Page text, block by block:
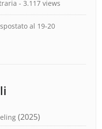
- 3.117 views
al 19-20
(2025)